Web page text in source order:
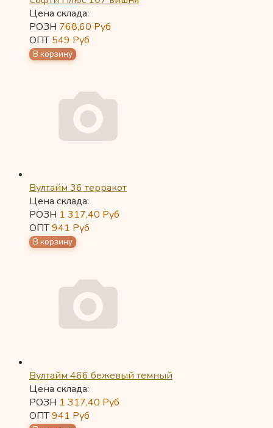
Цена склада:
РОЗН 768,60 Руб
ОПТ549 Руб
Вултайм 36 терракот
Цена склада:
РОЗН 1 317,40 Руб
ОПТ941 Руб
Вултайм 466 бежевый темный
Цена склада:
РОЗН 1 317,40 Руб
ОПТ941 Руб